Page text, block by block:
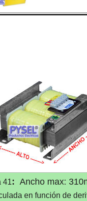
41: Ancho max:
en función de